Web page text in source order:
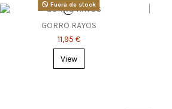
Fuera de stock
GORRO RAYOS
11,95 €
View